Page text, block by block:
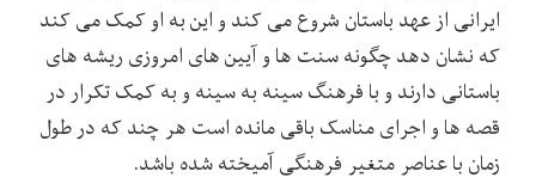
ایرانی از عهد باستان شروع می کند و این به او کمک می کند
که نشان دهد چگونه سنت ها و آیین های امروزی ریشه های
باستانی دارند و با فرهنگ سینه به سینه و به کمک تکرار در
قصه ها و اجرای مناسک باقی مانده است هر چند که در طول
زمان با عناصر متغیر فرهنگی آمیخته شده باشد.